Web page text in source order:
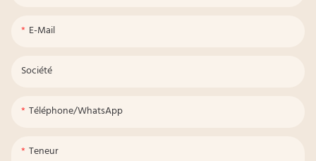
E-Mail
Société
Téléphone/WhatsApp
Teneur